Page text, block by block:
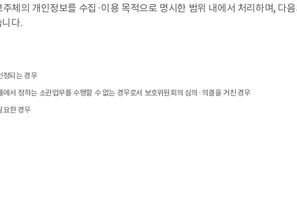
의 개인정보를 수집·이용 목적으로 명시한 범위 내에서 처리하며, 다
다.
정되는 경우
서 정하는 소관업무를 수행할 수 없는 경우로서 보호위원회의 심의·의결을 거친 경우
요한 경우